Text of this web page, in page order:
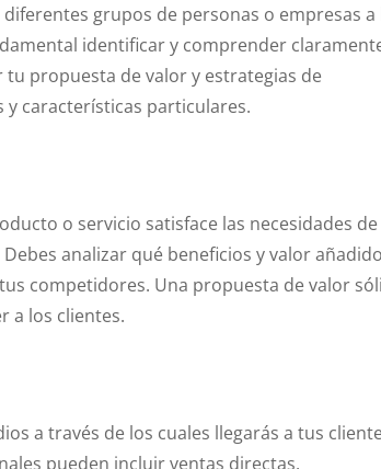
grupos de personas o empresas a
identificar y comprender
propuesta de valor y estrategias de
y características particulares.
o servicio satisface las necesidades
analizar qué beneficios y valor añadido
competidores. Una propuesta de valor
a los clientes.
a través de los cuales llegarás a tus
pueden incluir ventas directas,